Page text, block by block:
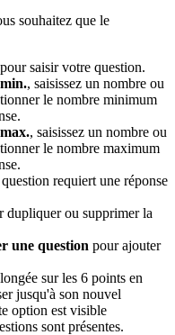
souhaitez que le
pour saisir votre question.
, saisissez un nombre ou
le nombre minimum
, saisissez un nombre ou
le nombre maximum
requiert une réponse
dupliquer ou supprimer la
une question pour ajouter
sur les 6 points en
jusqu'à son nouvel
option est visible
sont présentes.